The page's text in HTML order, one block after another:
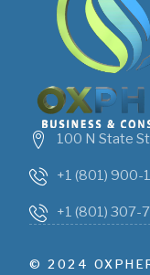
100 N State
+1 (801) 900-
+1 (801) 307-
© 2024